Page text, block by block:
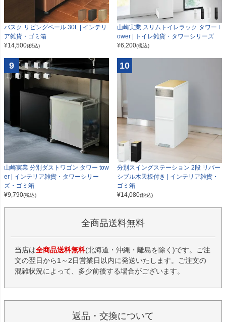
バスク リビングペール 30L | インテリ
ア雑貨・ゴミ箱
¥14,500(税込)
山崎実業 スリムトイレラック タワー t
ower | トイレ雑貨・タワーシリーズ
¥6,200(税込)
9
山崎実業 分別ダストワゴン タワー tow
er | インテリア雑貨・タワーシリー
ズ・ゴミ箱
¥9,790(税込)
10
分別スイングステーション 2段 リバー
シブル木天板付き | インテリア雑貨・
ゴミ箱
¥14,080(税込)
全商品送料無料
当店は全商品送料無料(北海道・沖縄・離島を除く)です。ご注
文の翌日から1～2日営業日以内に発送いたします。ご注文の
混雑状況によって、多少前後する場合がございます。
返品・交換について